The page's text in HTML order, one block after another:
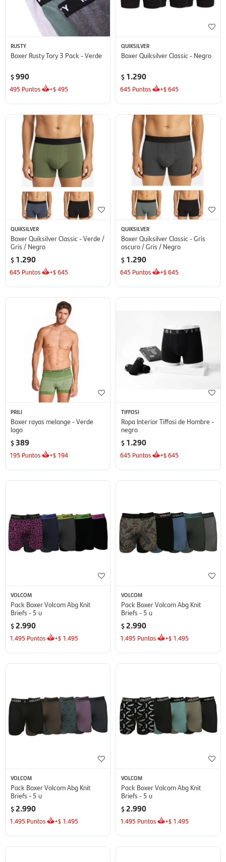
RUSTY
Boxer Rusty Tory 3 Pack - Verde
$990
495 Puntos +$495
QUIKSILVER
Boxer Quiksilver Classic - Negro
$ 1.290
645 Puntos +$645
QUIKSILVER
Boxer Quiksilver Classic - Verde /
Gris / Negro
$ 1.290
645 Puntos +$645
QUIKSILVER
Boxer Quiksilver Classic - Gris
oscuro / Gris / Negro
$ 1.290
645 Puntos +$645
PRILI
Boxer rayas melange - Verde
lago
$ 389
195 Puntos +$ 194
TIFFOSI
Ropa Interior Tiffosi de Hombre -
negro
$ 1.290
645 Puntos +$645
VOLCOM
Pack Boxer Volcom Abg Knit
Briefs - 5 u
$ 2.990
1.495 Puntos +$ 1.495
VOLCOM
Pack Boxer Volcom Abg Knit
Briefs - 5 u
$ 2.990
1.495 Puntos +$ 1.495
VOLCOM
Pack Boxer Volcom Abg Knit
Briefs - 5 u
$ 2.990
1.495 Puntos +$ 1.495
VOLCOM
Pack Boxer Volcom Abg Knit
Briefs - 5 u
$ 2.990
1.495 Puntos +$ 1.495